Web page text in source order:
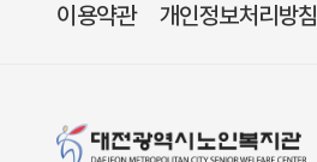
이용약관 개인정보처리방침